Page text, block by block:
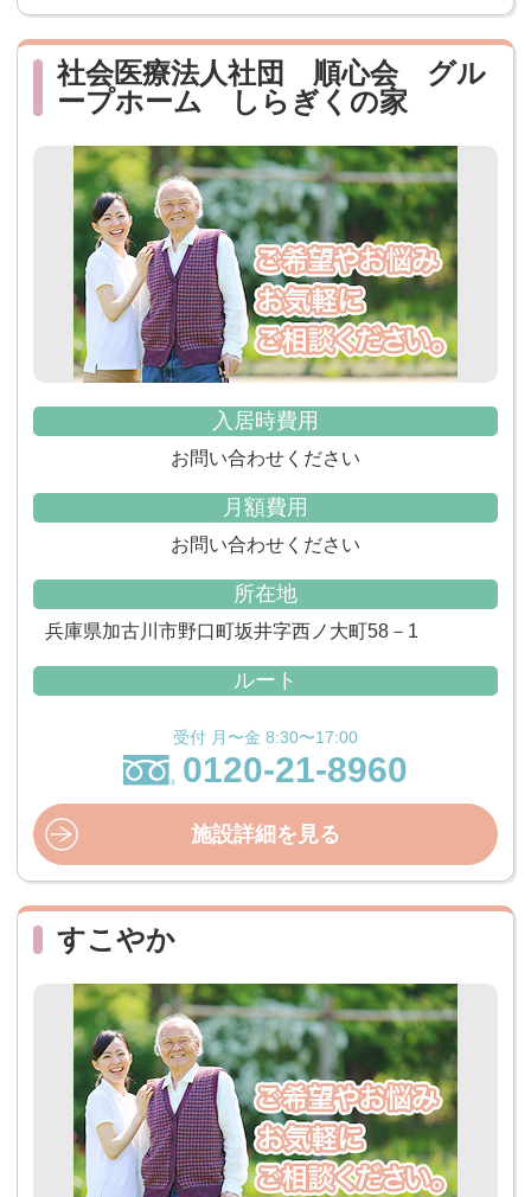
社会医療法人社団 順心会 グル
ープホーム しらぎくの家
入居時費用
お問い合わせください
月額費用
お問い合わせください
所在地
兵庫県加古川市野口町坂井字西ノ大町58－1
ルート
受付 月〜金 8:30〜17:00
0120-21-8960
施設詳細を見る
すこやか